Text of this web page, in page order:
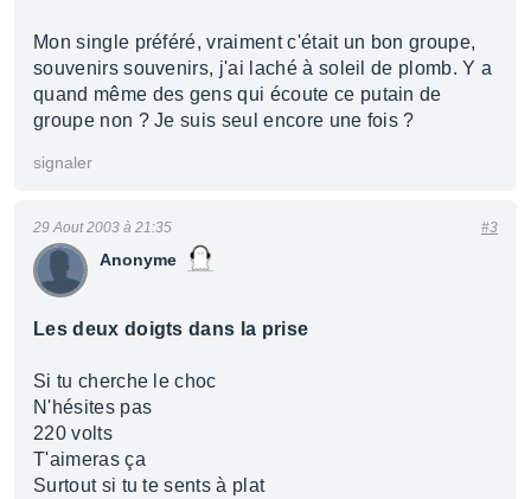
Mon single préféré, vraiment c'était un bon groupe,
souvenirs souvenirs, j'ai laché à soleil de plomb. Y a
quand même des gens qui écoute ce putain de
groupe non ? Je suis seul encore une fois ?
signaler
Anonyme
29 Aout 2003 à 21:35 #3
Les deux doigts dans la prise
Si tu cherche le choc
N'hésites pas
220 volts
T'aimeras ça
Surtout si tu te sents à plat